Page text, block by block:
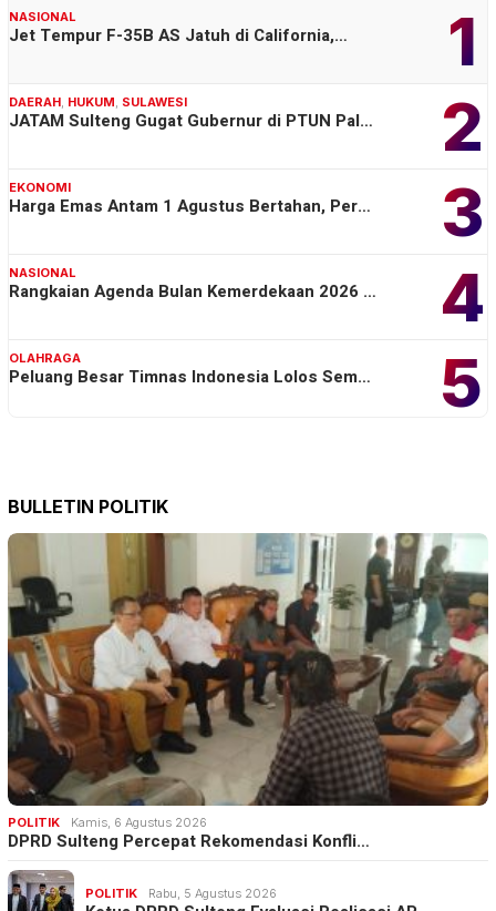
1
NASIONAL
Jet Tempur F-35B AS Jatuh di California,…
2
DAERAH, HUKUM, SULAWESI
JATAM Sulteng Gugat Gubernur di PTUN Pal…
3
EKONOMI
Harga Emas Antam 1 Agustus Bertahan, Per…
4
NASIONAL
Rangkaian Agenda Bulan Kemerdekaan 2026 …
5
OLAHRAGA
Peluang Besar Timnas Indonesia Lolos Sem…
BULLETIN POLITIK
POLITIK Kamis, 6 Agustus 2026
DPRD Sulteng Percepat Rekomendasi Konfli…
POLITIK Rabu, 5 Agustus 2026